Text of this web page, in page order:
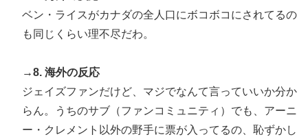
ベン・ライスがカナダの全人口にボコボコにされてるの
も同じくらい理不尽だわ。
→8. 海外の反応
ジェイズファンだけど、マジでなんて言っていいか分か
らん。うちのサブ（ファンコミュニティ）でも、アーニ
ー・クレメント以外の野手に票が入ってるの、恥ずかし